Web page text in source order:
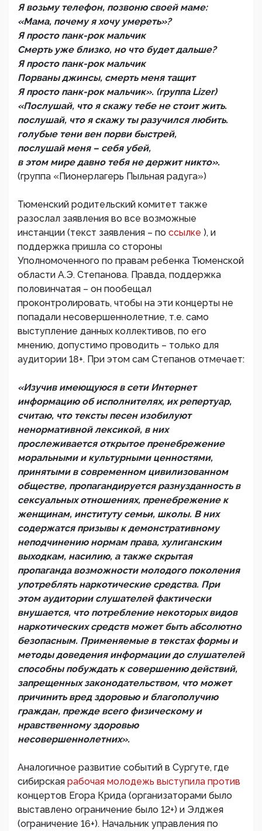
Я возьму телефон, позвоню своей маме:
«Мама, почему я хочу умереть»?
Я просто панк-рок мальчик
Смерть уже близко, но что будет дальше?
Я просто панк-рок мальчик
Порваны джинсы, смерть меня тащит
Я просто панк-рок мальчик». (группа Lizer)
«Послушай, что я скажу тебе не стоит жить.
послушай, что я скажу ты разучился любить.
голубые тени вен порви быстрей,
послушай меня – себя убей,
в этом мире давно тебя не держит никто».
(группа «Пионерлагерь Пыльная радуга»)
Тюменский родительский комитет также
разослал заявления во все возможные
инстанции (текст заявления – по ссылке ), и
поддержка пришла со стороны
Уполномоченного по правам ребенка Тюменской
области А.Э. Степанова. Правда, поддержка
половинчатая – он пообещал
проконтролировать, чтобы на эти концерты не
попадали несовершеннолетние, т.е. само
выступление данных коллективов, по его
мнению, допустимо проводить – только для
аудитории 18+. При этом сам Степанов отмечает:
«Изучив имеющуюся в сети Интернет
информацию об исполнителях, их репертуар,
считаю, что тексты песен изобилуют
ненормативной лексикой, в них
прослеживается открытое пренебрежение
моральными и культурными ценностями,
принятыми в современном цивилизованном
обществе, пропагандируется разнузданность в
сексуальных отношениях, пренебрежение к
женщинам, институту семьи, школы. В них
содержатся призывы к демонстративному
неподчинению нормам права, хулиганским
выходкам, насилию, а также скрытая
пропаганда возможности молодого поколения
употреблять наркотические средства. При
этом аудитории слушателей фактически
внушается, что потребление некоторых видов
наркотических средств может быть абсолютно
безопасным. Применяемые в текстах формы и
методы доведения информации до слушателей
способны побуждать к совершению действий,
запрещенных законодательством, что может
причинить вред здоровью и благополучию
граждан, прежде всего физическому и
нравственному здоровью
несовершеннолетних».
Аналогичное развитие событий в Сургуте, где
сибирская рабочая молодежь выступила против
концертов Егора Крида (организаторами было
выставлено ограничение было 12+) и Элджея
(ограничение 16+). Начальник управления по